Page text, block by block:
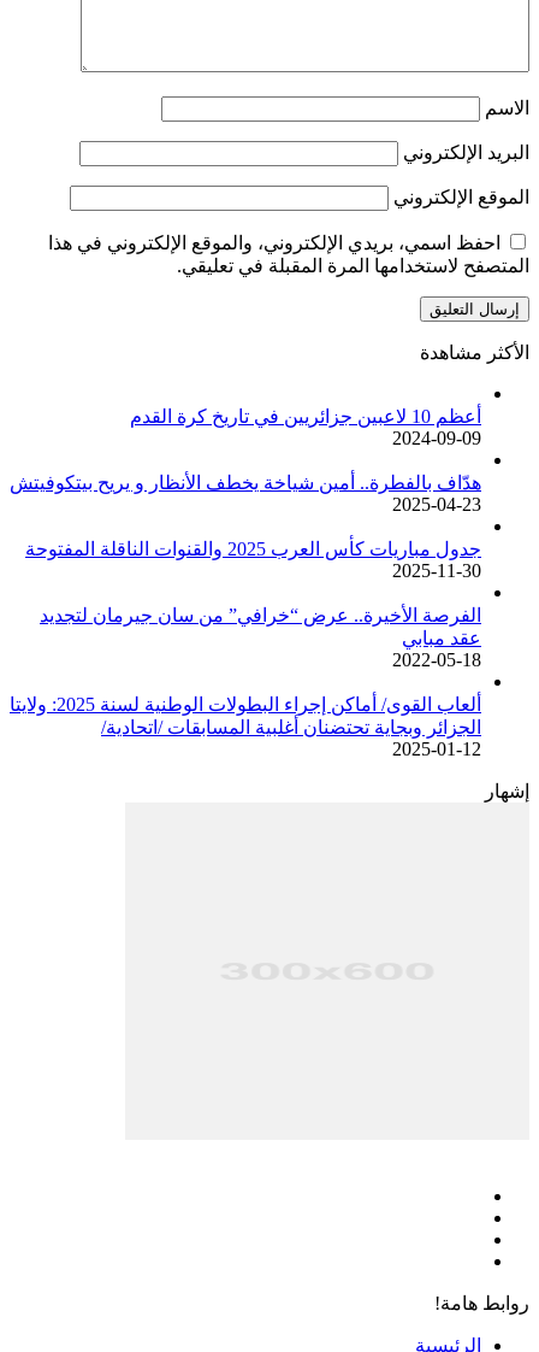
الاسم
البريد الإلكتروني
الموقع الإلكتروني
احفظ اسمي، بريدي الإلكتروني، والموقع الإلكتروني في هذا
المتصفح لاستخدامها المرة المقبلة في تعليقي.
الأكثر مشاهدة
أعظم 10 لاعبين جزائريين في تاريخ كرة القدم
2024-09-09
هدّاف بالفطرة.. أمين شياخة يخطف الأنظار و يريح بيتكوفيتش
2025-04-23
جدول مباريات كأس العرب 2025 والقنوات الناقلة المفتوحة
2025-11-30
الفرصة الأخيرة.. عرض “خرافي” من سان جيرمان لتجديد
عقد مبابي
2022-05-18
ألعاب القوى/ أماكن إجراء البطولات الوطنية لسنة 2025: ولايتا
الجزائر وبجاية تحتضنان أغلبية المسابقات /اتحادية/
2025-01-12
إشهار
روابط هامة!
الرئيسية